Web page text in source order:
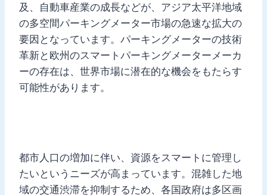
及、自動車産業の成長などが、アジア太平洋地域
の多空間パーキングメーター市場の急速な拡大の
要因となっています。パーキングメーターの技術
革新と欧州のスマートパーキングメーターメーカ
ーの存在は、世界市場に潜在的な機会をもたらす
可能性があります。
都市人口の増加に伴い、資源をスマートに管理し
たいというニーズが高まっています。混雑した地
域の交通渋滞を抑制するため、各国政府は多区画